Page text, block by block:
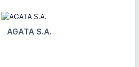
AGATA S.A.